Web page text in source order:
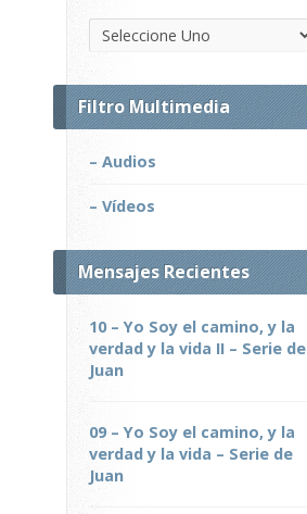
Filtro Multimedia
– Audios
– Vídeos
Mensajes Recientes
10 – Yo Soy el camino, y la
verdad y la vida II – Serie de
Juan
09 – Yo Soy el camino, y la
verdad y la vida – Serie de
Juan